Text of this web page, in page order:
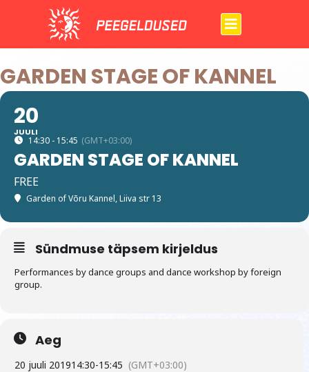
GARDEN STAGE OF KANNEL
20
JUULI
14:30 - 15:45 (GMT+03:00)
GARDEN STAGE OF KANNEL
FREE
Garden of Võru Kannel, Liiva str 13
Sündmuse täpsem kirjeldus
Performances by dance groups and dance workshop by foreign
group.
Aeg
20 juuli 201914:30-15:45 (GMT+03:00)